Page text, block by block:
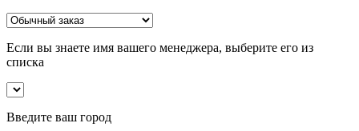
Если вы знаете имя вашего менеджера, выберите его из
списка
Введите ваш город